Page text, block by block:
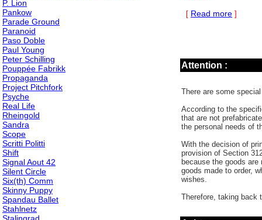
P. Lion
Pankow
Parade Ground
Paranoid
Paso Doble
Paul Young
Peter Schilling
Pouppée Fabrikk
Propaganda
Project Pitchfork
Psyche
Real Life
Rheingold
Sandra
Scope
Scritti Politti
Shift
Signal Aout 42
Silent Circle
Six(th) Comm
Skinny Puppy
Spandau Ballet
Stahlnetz
[ Read more ]
Attention :
There are some
According to the
that are not
the personal needs of
With the decision of
provision of Section
because the goods
goods made to order,
wishes.
Therefore, taking back